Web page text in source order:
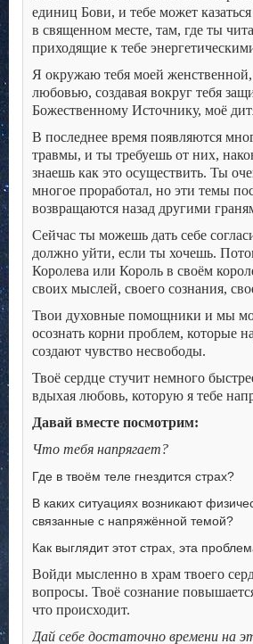
единиц Бови, и тебе может
в священном месте, там, где ты
приходящие к тебе
Я окружаю тебя моей
любовью, создавая вокруг тебя
Божественному Источнику, моё
В последнее время появляются
травмы, и ты требуешь от них,
знаешь как это осуществить. Ты
многое проработал, но эти темы
возвращаются назад другими
Сейчас ты можешь дать себе
должно уйти, если ты хочешь.
Королева или Король в своём
своих мыслей, своего сознания,
Твои духовные помощники и мы
осознать корни проблем, которые
создают чувство несвободы.
Твоё сердце стучит немного
вдыхая любовь, которую я тебе
Давай вместе посмотрим:
Что тебя напрягает?
Где в твоём теле гнездится страх?
В каких ситуациях возникают
связанные с напряжённой темой?
Как выглядит этот страх, эта
Войди мысленно в храм твоего
вопросы. Твоё сознание
что происходит.
Дай себе достаточно времени на